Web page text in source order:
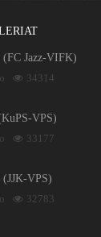
(FC Jazz-VIFK)
34314
VPS)
33177
(JJK-VPS)
32783